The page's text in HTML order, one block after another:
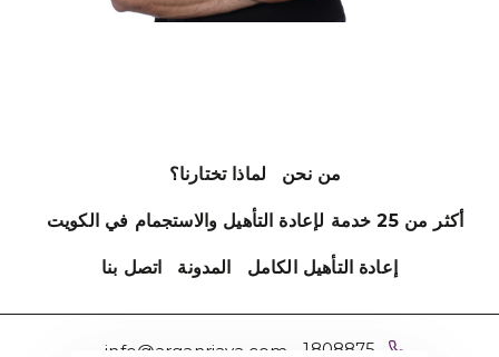
من نحن لماذا تختارنا؟
أكثر من 25 خدمة لإعادة التأهيل والاستجمام في الكويت
إعادة التأهيل الكامل المدونة اتصل بنا
1808875
info@arganriaya.com